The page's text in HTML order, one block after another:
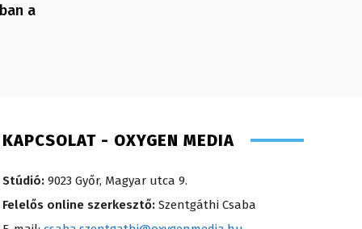
a
KAPCSOLAT - OXYGEN MEDIA
Stúdió: 9023 Győr, Magyar utca 9.
Felelős online szerkesztő: Szentgáthi Csaba